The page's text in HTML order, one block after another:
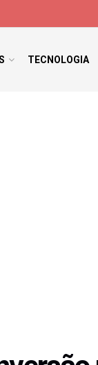
TECNOLOGIA